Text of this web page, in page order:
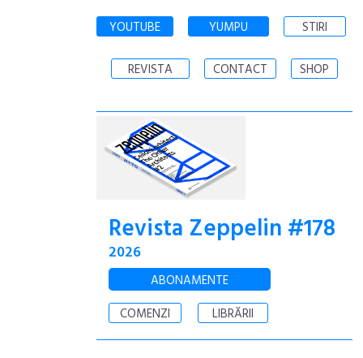
YOUTUBE YUMPU STIRI
REVISTA CONTACT SHOP
Revista Zeppelin #178
2026
ABONAMENTE
COMENZI
LIBRĂRII